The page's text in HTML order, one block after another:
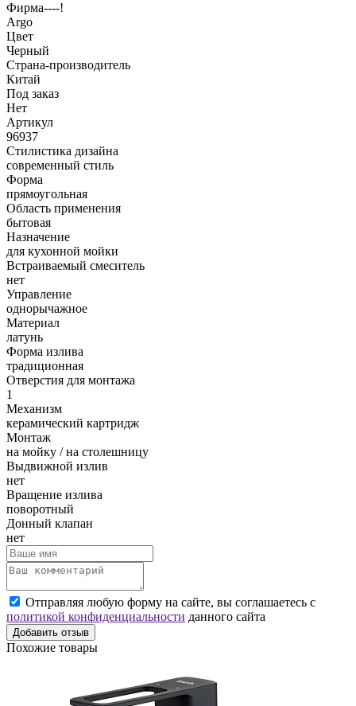
Фирма----!
Argo
Цвет
Черный
Страна-производитель
Китай
Под заказ
Нет
Артикул
96937
Стилистика дизайна
современный стиль
Форма
прямоугольная
Область применения
бытовая
Назначение
для кухонной мойки
Встраиваемый смеситель
нет
Управление
однорычажное
Материал
латунь
Форма излива
традиционная
Отверстия для монтажа
1
Механизм
керамический картридж
Монтаж
на мойку / на столешницу
Выдвижной излив
нет
Вращение излива
поворотный
Донный клапан
нет
Отправляя любую форму на сайте, вы соглашаетесь с
политикой конфиденциальности данного сайта
Добавить отзыв
Похожие товары